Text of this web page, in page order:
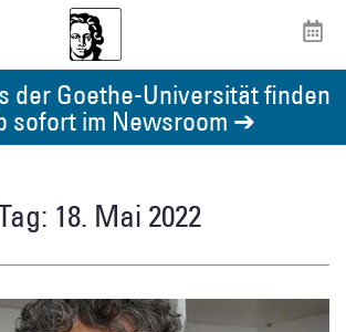
der Goethe-Universität finden
sofort im Newsroom ➔
18. Mai 2022